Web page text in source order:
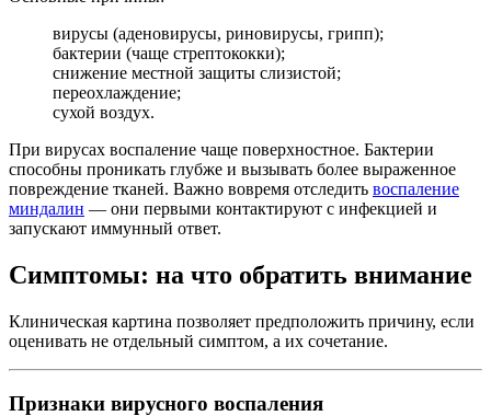
вирусы (аденовирусы, риновирусы, грипп);
бактерии (чаще стрептококки);
снижение местной защиты слизистой;
переохлаждение;
сухой воздух.
При вирусах воспаление чаще поверхностное. Бактерии
способны проникать глубже и вызывать более выраженное
повреждение тканей. Важно вовремя отследить воспаление
миндалин — они первыми контактируют с инфекцией и
запускают иммунный ответ.
Симптомы: на что обратить внимание
Клиническая картина позволяет предположить причину, если
оценивать не отдельный симптом, а их сочетание.
Признаки вирусного воспаления